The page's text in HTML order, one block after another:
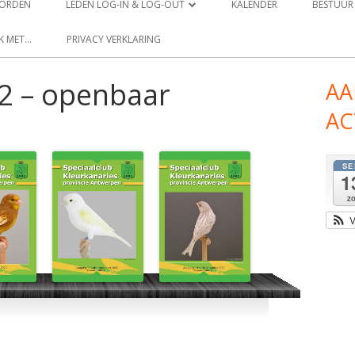
LEDEN LOG-IN & LOG-OUT
LEDEN PROFIEL
KALENDER BESTUUR
MET… PRIVACY VERKLARING
– openbaar
zo